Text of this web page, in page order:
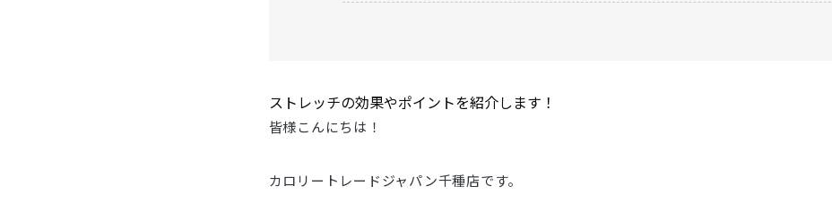
ストレッチの効果やポイントを紹介します！
皆様こんにちは！
カロリートレードジャパン千種店です。